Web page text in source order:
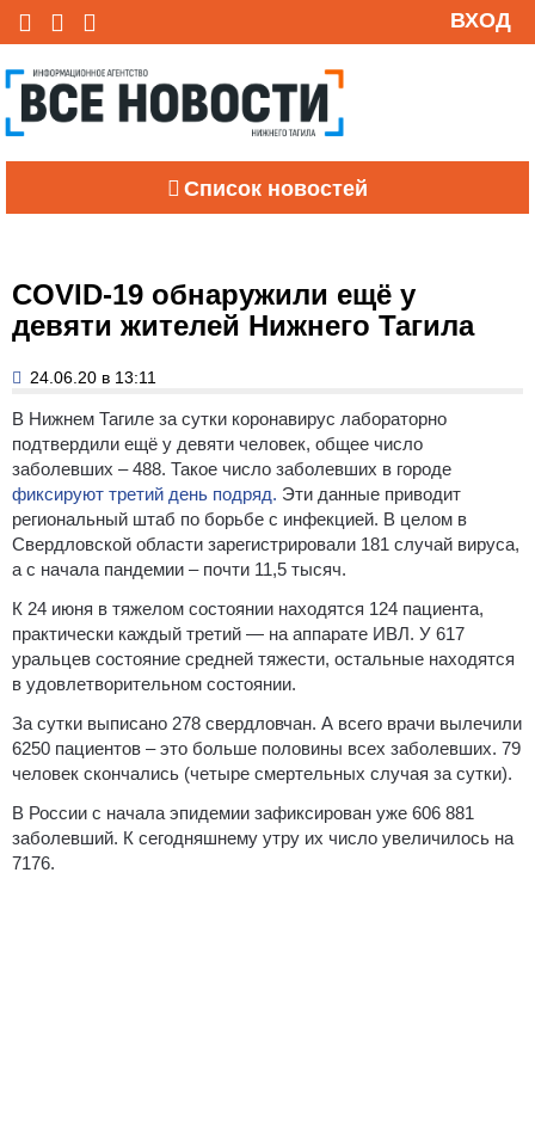
ВХОД
Список новостей
COVID-19 обнаружили ещё у
девяти жителей Нижнего Тагила
24.06.20 в 13:11
В Нижнем Тагиле за сутки коронавирус лабораторно
подтвердили ещё у девяти человек, общее число
заболевших – 488. Такое число заболевших в городе
фиксируют третий день подряд. Эти данные приводит
региональный штаб по борьбе с инфекцией. В целом в
Свердловской области зарегистрировали 181 случай вируса,
а с начала пандемии – почти 11,5 тысяч.
К 24 июня в тяжелом состоянии находятся 124 пациента,
практически каждый третий — на аппарате ИВЛ. У 617
уральцев состояние средней тяжести, остальные находятся
в удовлетворительном состоянии.
За сутки выписано 278 свердловчан. А всего врачи вылечили
6250 пациентов – это больше половины всех заболевших. 79
человек скончались (четыре смертельных случая за сутки).
В России с начала эпидемии зафиксирован уже 606 881
заболевший. К сегодняшнему утру их число увеличилось на
7176.